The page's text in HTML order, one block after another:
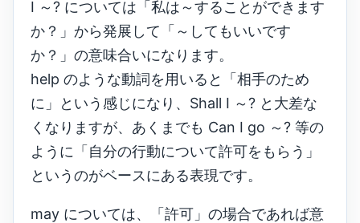
I ～? については「私は～することができます
か？」から発展して「～してもいいです
か？」の意味合いになります。
help のような動詞を用いると「相手のため
に」という感じになり、Shall I ～? と大差な
くなりますが、あくまでも Can I go ～? 等の
ように「自分の行動について許可をもらう」
というのがベースにある表現です。
may については、「許可」の場合であれば意